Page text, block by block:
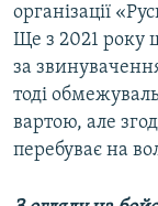
організації
Ще з 2021 року
за
тоді
вартою, але
перебуває на